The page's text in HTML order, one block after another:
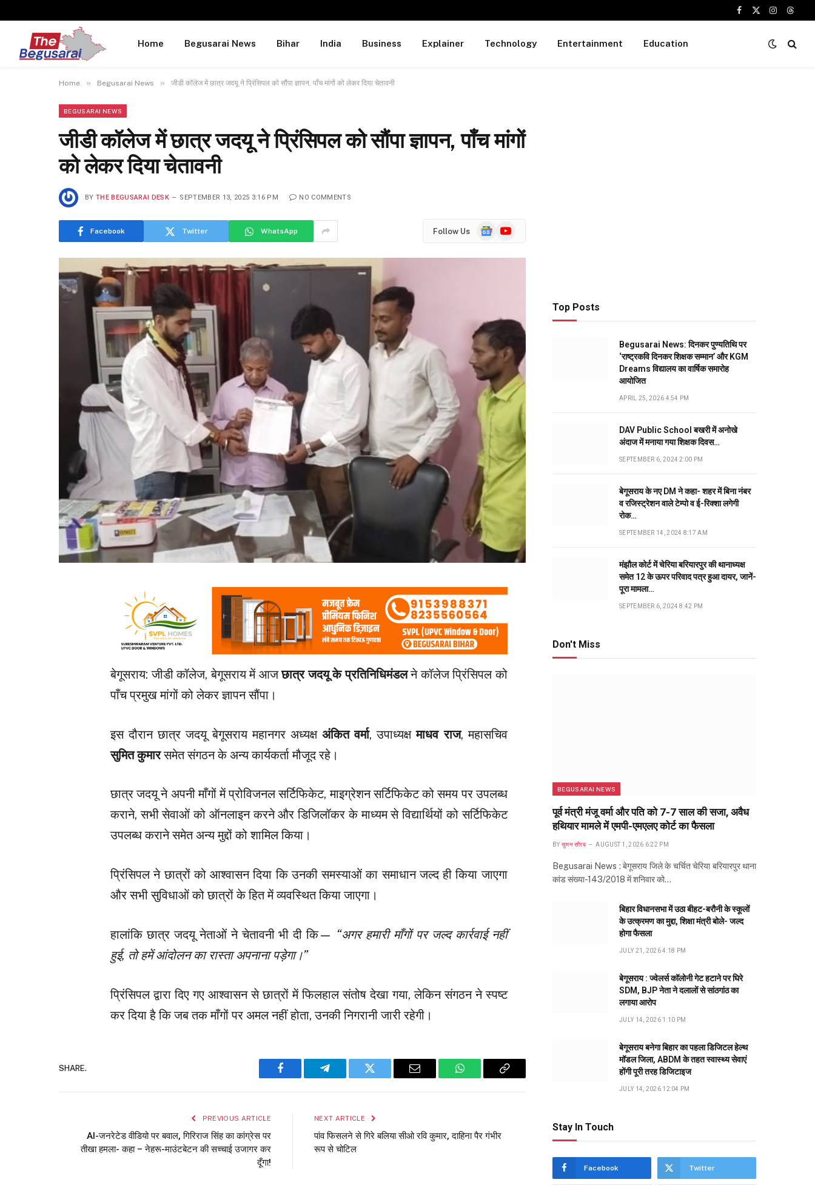
Facebook
X
Instagram
Home Begusarai News Bihar India Business Explainer Technology Entertainment Education
Home » Begusarai News » जीडी कॉलेज में छात्र जदयू ने प्रिंसिपल को सौंपा ज्ञापन, पाँच मांगों को लेकर दिया चेतावनी
BEGUSARAI NEWS
जीडी कॉलेज में छात्र जदयू ने प्रिंसिपल को सौंपा ज्ञापन, पाँच मांगों
को लेकर दिया चेतावनी
BY THE BEGUSARAI DESK SEPTEMBER 13, 2025 3:16 PM NO COMMENTS
Facebook Twitter WhatsApp Follow Us
GoogleYouTube
बेगूसराय: जीडी कॉलेज, बेगूसराय में आजछात्र जदयू के प्रतिनिधिमंडलने कॉलेज प्रिंसिपल को
पाँच प्रमुख मांगों को लेकर ज्ञापन सौंपा।
इस दौरान छात्र जदयू बेगूसराय महानगर अध्यक्ष अंकित वर्मा, उपाध्यक्षमाधव राज, महासचिव
सुमित कुमारसमेत संगठन के अन्य कार्यकर्ता मौजूद रहे।
छात्र जदयू ने अपनी माँगों में प्रोविजनल सर्टिफिकेट, माइग्रेशन सर्टिफिकेट को समय पर उपलब्ध
कराने, सभी सेवाओं को ऑनलाइन करने और डिजिलॉकर के माध्यम से विद्यार्थियों को सर्टिफिकेट
उपलब्ध कराने समेत अन्य मुद्दों को शामिल किया।
प्रिंसिपल ने छात्रों को आश्वासन दिया कि उनकी समस्याओं का समाधान जल्द ही किया जाएगा
और सभी सुविधाओं को छात्रों के हित में व्यवस्थित किया जाएगा।
हालांकि छात्र जदयू नेताओं ने चेतावनी भी दी कि— “अगर हमारी माँगों पर जल्द कार्रवाई नहीं
हुई, तो हमें आंदोलन का रास्ता अपनाना पड़ेगा।”
प्रिंसिपल द्वारा दिए गए आश्वासन से छात्रों में फिलहाल संतोष देखा गया, लेकिन संगठन ने स्पष्ट
कर दिया है कि जब तक माँगों पर अमल नहीं होता, उनकी निगरानी जारी रहेगी।
SHARE.
Facebook Telegram Twitter Email WhatsAppCopy
PREVIOUS ARTICLE
AI-जनरेटेड वीडियो पर बवाल, गिरिराज सिंह का कांग्रेस पर
तीखा हमला- कहा – नेहरू-माउंटबेटन की सच्चाई उजागर कर
दूँगा!
NEXT ARTICLE
पांव फिसलने से गिरे बलिया सीओ रवि कुमार, दाहिना पैर गंभीर
रूप से चोटिल
Top Posts
Begusarai News: दिनकर पुण्यतिथि पर
‘राष्ट्रकवि दिनकर शिक्षक सम्मान’ और KGM
Dreams विद्यालय का वार्षिक समारोह
आयोजित
APRIL 25, 2026 4:54 PM
DAV Public School बखरी में अनोखे
अंदाज में मनाया गया शिक्षक दिवस…
SEPTEMBER 6, 2024 2:00 PM
बेगूसराय के नए DM ने कहा- शहर में बिना नंबर
व रजिस्ट्रेशन वाले टेम्पो व ई-रिक्शा लगेगी
रोक…
SEPTEMBER 14, 2024 8:17 AM
मंझौल कोर्ट में चेरिया बरियारपुर की थानाध्यक्ष
समेत 12 के ऊपर परिवाद पत्र हुआ दायर, जानें-
पूरा मामला…
SEPTEMBER 6, 2024 8:42 PM
Don't Miss
BEGUSARAI NEWS
पूर्व मंत्री मंजू वर्मा और पति को 7-7 साल की सजा, अवैध
हथियार मामले में एमपी-एमएलए कोर्ट का फैसला
BY सुमन सौरब AUGUST 1, 2026 6:22 PM
Begusarai News : बेगूसराय जिले के चर्चित चेरिया बरियारपुर थाना
कांड संख्या-143/2018 में शनिवार को…
बिहार विधानसभा में उठा बीहट-बरौनी के स्कूलों
के उत्क्रमण का मुद्दा, शिक्षा मंत्री बोले- जल्द
होगा फैसला
JULY 21, 2026 4:18 PM
बेगूसराय : ज्वेलर्स कॉलोनी गेट हटाने पर घिरे
SDM, BJP नेता ने दलालों से सांठगांठ का
लगाया आरोप
JULY 14, 2026 1:10 PM
बेगूसराय बनेगा बिहार का पहला डिजिटल हेल्थ
मॉडल जिला, ABDM के तहत स्वास्थ्य सेवाएं
होंगी पूरी तरह डिजिटाइज
JULY 14, 2026 12:04 PM
Stay In Touch
Facebook Twitter